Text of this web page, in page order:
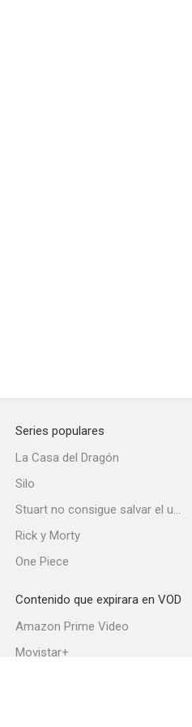
Series populares
La Casa del Dragón
Silo
Stuart no consigue salvar el universo
Rick y Morty
One Piece
Contenido que expirara en VOD
Amazon Prime Video
Movistar+